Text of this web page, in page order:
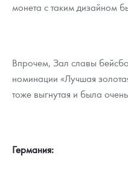
монета с таким дизайном
Впрочем, Зал славы
номинации «Лучшая
тоже выгнутая и была
Германия: